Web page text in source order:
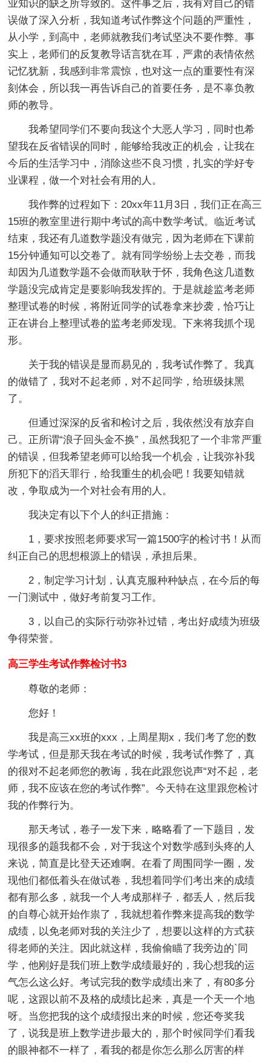
业知识的缺乏所导致的。这件事之后，我有对自己的错
误做了深入分析，我知道考试作弊这个问题的严重性，
从小学，到高中，老师就教我们考试坚决不要作弊。事
实上，老师们的反复教导话言犹在耳，严肃的表情依然
记忆犹新，我感到非常震惊，也对这一点的重要性有深
刻体会，所以我一再告诉自己的首要任务，是不辜负教
师的教导。
我希望同学们不要向我这个大恶人学习，同时也希
望我在反省错误的同时，能够给我改正的机会，让我在
今后的生活学习中，消除这些不良习惯，扎实的学好专
业课程，做一个对社会有用的人。
我作弊的过程如下：20xx年11月3日，我们正在高三
15班的教室里进行期中考试的高中数学考试。临近考试
结束，我还有几道数学题没有做完，因为老师在下课前
15分钟通知可以交卷了。就有同学纷纷上去交卷，而我
却因为几道数学题不会做而耿耿于怀，我角色这几道数
学题没完成肯定是要影响我发挥的。于是就趁监考老师
整理试卷的时候，将附近同学的试卷拿来抄袭，恰巧让
正在讲台上整理试卷的监考老师发现。下来将我抓个现
形。
关于我的错误是显而易见的，我考试作弊了。我真
的做错了，我对不起老师，对不起同学，给班级抹黑
了。
但通过深深的反省和检讨之后，我依然没有放弃自
己。正所谓“浪子回头金不换”，虽然我犯了一个非常严重
的错误，但我希望老师可以给我一个机会，让我弥补我
所犯下的滔天罪行，给我重生的机会吧！我要知错就
改，争取成为一个对社会有用的人。
我决定有以下个人的纠正措施：
1，要求按照老师要求写一篇1500字的检讨书！从而
纠正自己的思想根源上的错误，承担后果。
2，制定学习计划，认真克服种种缺点，在今后的每
一门测试中，做好考前复习工作。
3，以自己的实际行动弥补过错，考出好成绩为班级
争得荣誉。
高三学生考试作弊检讨书3
尊敬的老师：
您好！
我是高三xx班的xxx，上周星期x，我们考了您的数
学考试，但是那天我在考试的时候，我考试作弊了，真
的很对不起老师您的教诲，我在此跟您说声“对不起，老
师，我不应该在您的考试作弊”。今天特在这里跟您检讨
我的作弊行为。
那天考试，卷子一发下来，略略看了一下题目，发
现很多的题我都不会，对于我这个对数学感到头疼的人
来说，简直是比登天还难啊。在看了周围同学一圈，发
现他们都低着头在做试卷，我想着同学们考出来的成绩
都有那么多，就我一个人考成那样子，都丢人，然后我
的自尊心就开始作祟了，我就想着作弊来提高我的数学
成绩，以免老师对我的关注少了，想要以这样的方式获
得老师的关注。因此就这样，我偷偷瞄了我旁边的`同
学，他刚好是我们班上数学成绩最好的，我心想我的运
气怎么这么好。考试完我的数学成绩出来了，有80多分
呢，这跟以前不及格的成绩比起来，真是一个天一个地
呀。当您把我的这个成绩报出来的时候，您还夸奖我
了，说我是班上数学进步最大的，那个时候同学们看我
的眼神都不一样了，看我的都是你怎么那么厉害的样